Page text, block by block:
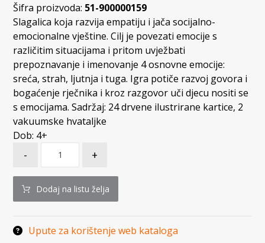
Šifra proizvoda: 51-900000159
Slagalica koja razvija empatiju i jača socijalno-
emocionalne vještine. Cilj je povezati emocije s
različitim situacijama i pritom uvježbati
prepoznavanje i imenovanje 4 osnovne emocije:
sreća, strah, ljutnja i tuga. Igra potiče razvoj govora i
bogaćenje rječnika i kroz razgovor uči djecu nositi se
s emocijama. Sadržaj: 24 drvene ilustrirane kartice, 2
vakuumske hvataljke
Dob: 4+
- +
Dodaj na listu želja
Upute za korištenje web kataloga